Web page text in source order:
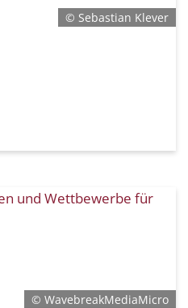
© Sebastian Klever
© WavebreakMediaMicro